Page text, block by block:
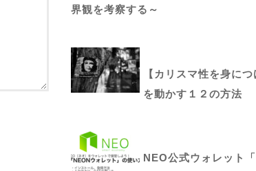
界観を考察する～
【カリスマ性を身につ
を動かす１２の方法
NEO公式ウォレット